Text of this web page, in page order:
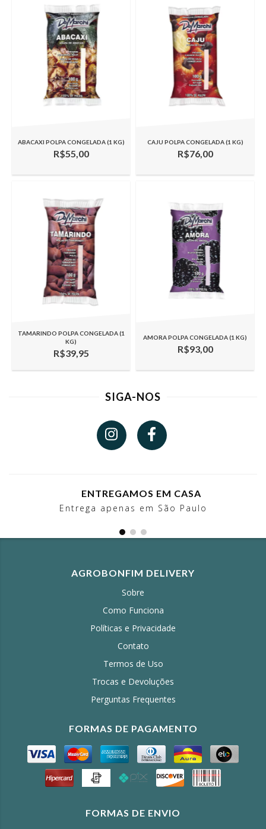
ABACAXI POLPA CONGELADA (1 KG)
R$55,00
CAJU POLPA CONGELADA (1 KG)
R$76,00
TAMARINDO POLPA CONGELADA (1
KG)
R$39,95
AMORA POLPA CONGELADA (1 KG)
R$93,00
SIGA-NOS
ENTREGAMOS EM CASA
Entrega apenas em São Paulo
AGROBONFIM DELIVERY
Sobre
Como Funciona
Políticas e Privacidade
Contato
Termos de Uso
Trocas e Devoluções
Perguntas Frequentes
FORMAS DE PAGAMENTO
FORMAS DE ENVIO